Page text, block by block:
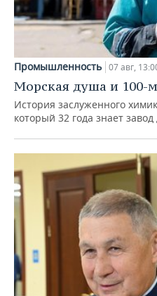
Промышленность 07 авг,
Морская душа и 100-
История заслуженного
который 32 года знает